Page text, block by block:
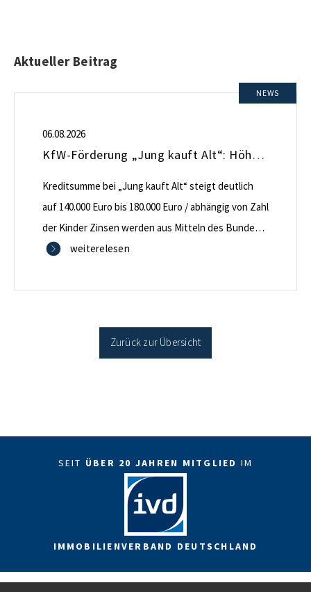
Aktueller Beitrag
NEWS
06.08.2026
KfW-Förderung „Jung kauft Alt“: Höhere Kredite ab August 2026
Kreditsumme bei „Jung kauft Alt“ steigt deutlich
auf 140.000 Euro bis 180.000 Euro / abhängig von Zahl
der Kinder Zinsen werden aus Mitteln des Bundes
verbilligt: Heutiger Zins bei 0,53 Prozent effektiv bei
Antragstellende verpflichten sich zu energetischer
Sanierung in Einzelmaßnahmen […]
weiterelesen
Zurück zur Übersicht
SEIT ÜBER 20 JAHREN MITGLIED IM
IMMOBILIENVERBAND DEUTSCHLAND